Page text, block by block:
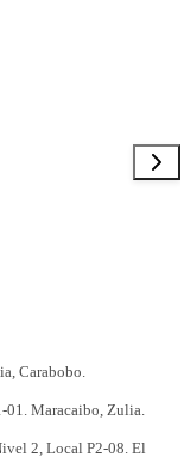
Coche Sienna | Azul